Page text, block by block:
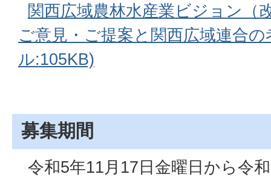
関西広域農林水産業ビジョン（
ご意見・ご提案と関西広域連合
ル:105KB)
募集期間
令和5年11月17日金曜日から令